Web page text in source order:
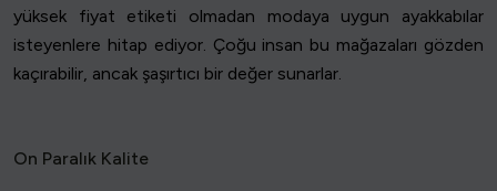
yüksek fiyat etiketi olmadan modaya uygun ayakkabılar
isteyenlere hitap ediyor. Çoğu insan bu mağazaları gözden
kaçırabilir, ancak şaşırtıcı bir değer sunarlar.
On Paralık Kalite